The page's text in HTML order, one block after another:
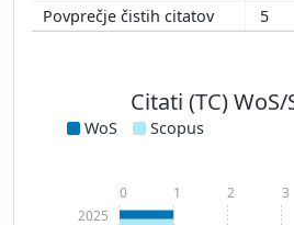
5
Citati (TC)
WoS Scopus
2025
0 1 2 3